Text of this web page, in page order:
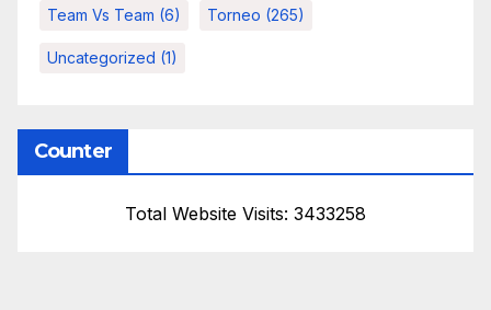
Team Vs Team (6) Torneo (265)
Uncategorized (1)
Counter
Total Website Visits: 3433258